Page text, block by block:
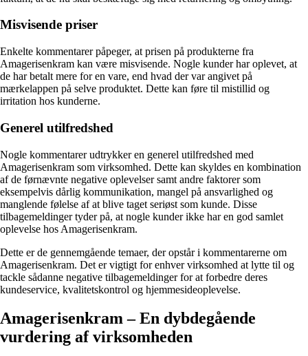
Misvisende priser
Enkelte kommentarer påpeger, at prisen på produkterne fra
Amagerisenkram kan være misvisende. Nogle kunder har oplevet, at
de har betalt mere for en vare, end hvad der var angivet på
mærkelappen på selve produktet. Dette kan føre til mistillid og
irritation hos kunderne.
Generel utilfredshed
Nogle kommentarer udtrykker en generel utilfredshed med
Amagerisenkram som virksomhed. Dette kan skyldes en kombination
af de førnævnte negative oplevelser samt andre faktorer som
eksempelvis dårlig kommunikation, mangel på ansvarlighed og
manglende følelse af at blive taget seriøst som kunde. Disse
tilbagemeldinger tyder på, at nogle kunder ikke har en god samlet
oplevelse hos Amagerisenkram.
Dette er de gennemgående temaer, der opstår i kommentarerne om
Amagerisenkram. Det er vigtigt for enhver virksomhed at lytte til og
tackle sådanne negative tilbagemeldinger for at forbedre deres
kundeservice, kvalitetskontrol og hjemmesideoplevelse.
Amagerisenkram – En dybdegående
vurdering af virksomheden